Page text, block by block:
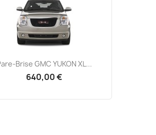
Brise GMC YUKON XL...
640,00 €